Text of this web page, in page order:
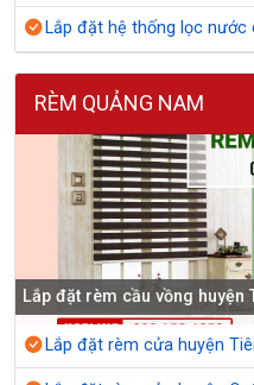
Lắp đặt hệ thống lọc nước
RÈM QUẢNG NAM
Lắp đặt rèm cầu vồng huyện
Lắp đặt rèm cửa huyện